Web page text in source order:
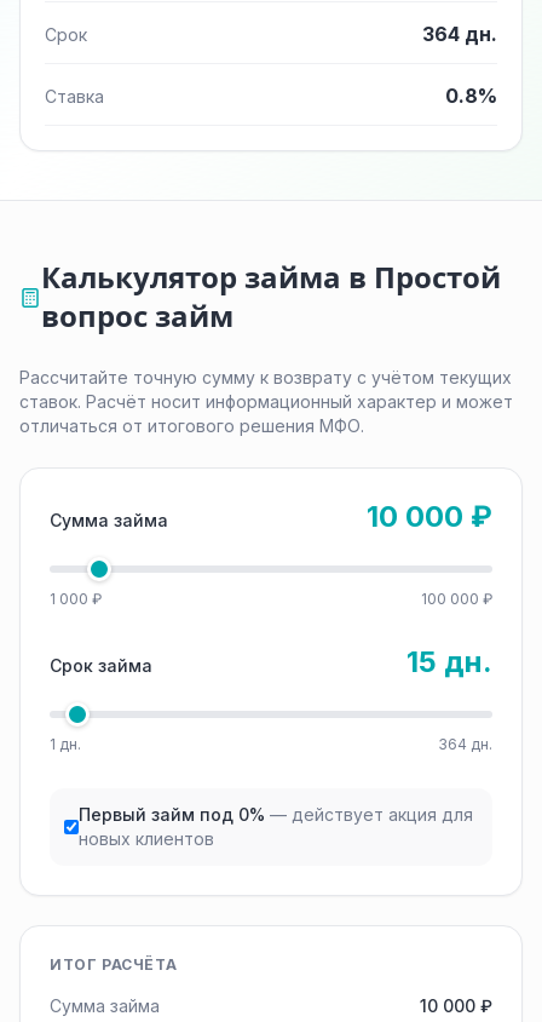
Срок 364 дн.
Ставка 0.8%
Калькулятор займа в Простой
вопрос займ
Рассчитайте точную сумму к возврату с учётом текущих
ставок. Расчёт носит информационный характер и может
отличаться от итогового решения МФО.
Сумма займа 10 000 ₽
1 000 ₽ 100 000 ₽
Срок займа 15 дн.
1 дн. 364 дн.
Первый займ под 0% — действует акция для
новых клиентов
ИТОГ РАСЧЁТА
Сумма займа
10 000 ₽